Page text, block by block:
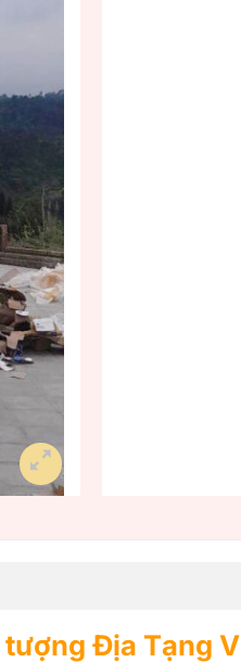
tượng Địa Tạng